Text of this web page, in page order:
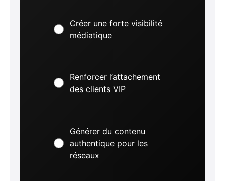
Créer une forte visibilité
médiatique
Renforcer l’attachement
des clients VIP
Générer du contenu
authentique pour les
réseaux